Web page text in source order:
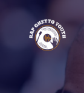
content